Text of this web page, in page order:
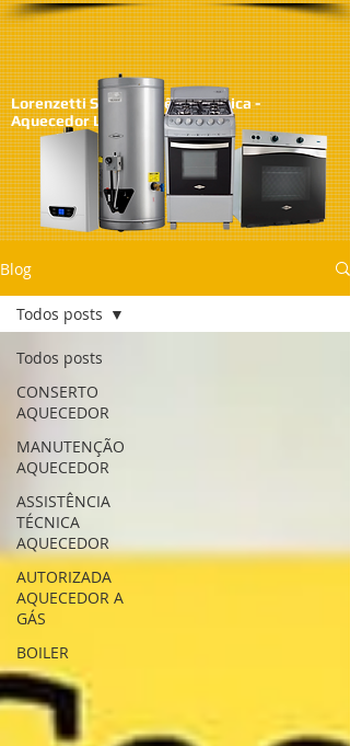
Lorenzetti SA - Assistêcia Técnica -
Aquecedor Lorenzetti
Blog
Todos posts
CONSERTO
AQUECEDOR
MANUTENÇÃO
AQUECEDOR
ASSISTÊNCIA
TÉCNICA
AQUECEDOR
AUTORIZADA
AQUECEDOR A
GÁS
BOILER
Todos posts